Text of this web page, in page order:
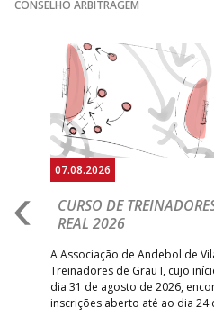
CONSELHO ARBITRAGEM
07.08.2026
CURSO DE
REAL 2026
A Associação de Andebol de
Treinadores de Grau I, cujo
dia 31 de agosto de 2026,
inscrições aberto até ao dia 24
Anterior